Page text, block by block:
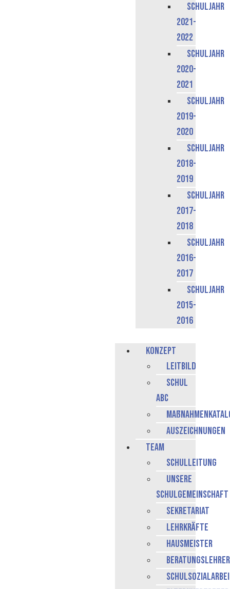
Schuljahr
2021-
2022
Schuljahr
2020-
2021
Schuljahr
2019-
2020
Schuljahr
2018-
2019
Schuljahr
2017-
2018
Schuljahr
2016-
2017
Schuljahr
2015-
2016
Konzept
Leitbild
Schul
ABC
Auszeichnungen
Team
Schulleitung
Unsere
Schulgemeinschaft
Sekretariat
Lehrkräfte
Hausmeister